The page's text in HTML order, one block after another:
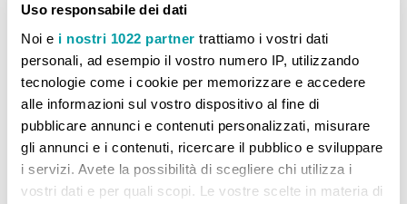
Uso responsabile dei dati
Noi e i nostri 1022 partner trattiamo i vostri dati
personali, ad esempio il vostro numero IP, utilizzando
tecnologie come i cookie per memorizzare e accedere
alle informazioni sul vostro dispositivo al fine di
pubblicare annunci e contenuti personalizzati, misurare
gli annunci e i contenuti, ricercare il pubblico e sviluppare
i servizi. Avete la possibilità di scegliere chi utilizza i
vostri dati e per quali scopi. Le vostre scelte in materia di
CONFRONTA PRODOTTI
Non ci sono articoli da confrontare.